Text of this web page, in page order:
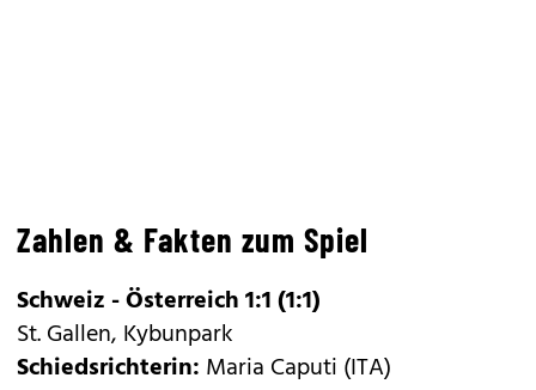
Zahlen & Fakten zum Spiel
Schweiz - Österreich 1:1 (1:1)
St. Gallen, Kybunpark
Schiedsrichterin: Maria Caputi (ITA)